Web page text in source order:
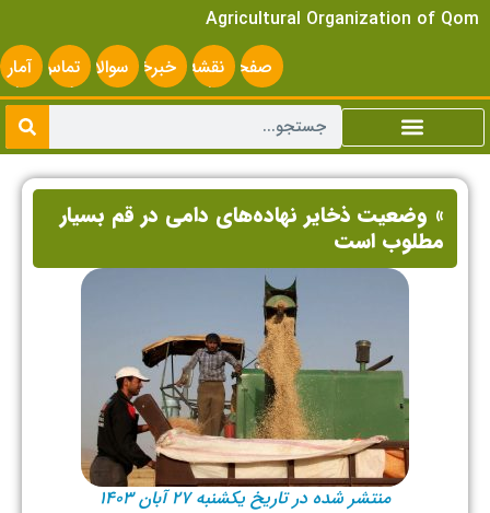
Agricultural Organization of Qom
صفحه
اصلی
نقشه
سایت
خبرخوانسوالات
متداول
تماس
با ما
آمار
» وضعیت ذخایر نهاده‌های دامی در قم بسیار
مطلوب است
منتشر شده در تاریخ یکشنبه ۲۷ آبان ۱۴۰۳